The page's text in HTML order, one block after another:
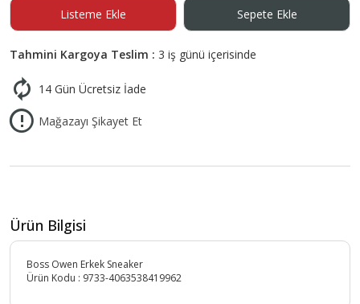
Listeme Ekle Sepete Ekle
Tahmini Kargoya Teslim : 3 iş günü içerisinde
14 Gün Ücretsiz İade
Mağazayı Şikayet Et
Ürün Bilgisi
Boss Owen Erkek Sneaker
Ürün Kodu : 9733-4063538419962